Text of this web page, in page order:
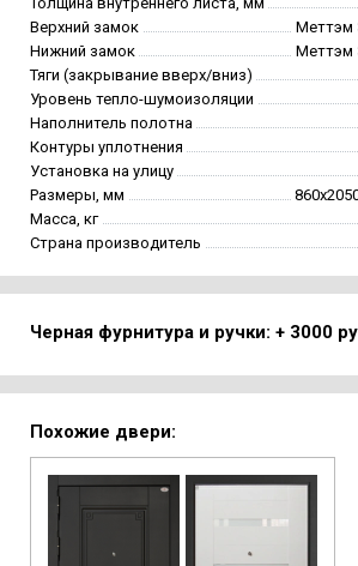
Верхний замок
Меттэм
Нижний замок
Меттэм
Тяги (закрывание вверх/вниз)
Уровень тепло-шумоизоляции
Наполнитель полотна
Контуры уплотнения
Установка на улицу
Размеры, мм
Масса, кг
Страна производитель
Черная фурнитура и ручки: + 3000
Похожие двери: